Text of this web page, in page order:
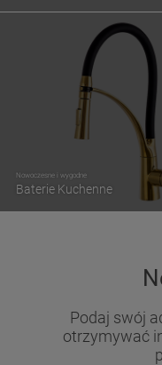
Nowoczesne i wygodne
Baterie Kuchenne
Podaj swój
otrzymywać